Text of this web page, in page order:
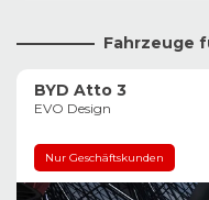
Fahrzeuge
BYD Atto 3
EVO Design
Nur Geschäftskunden